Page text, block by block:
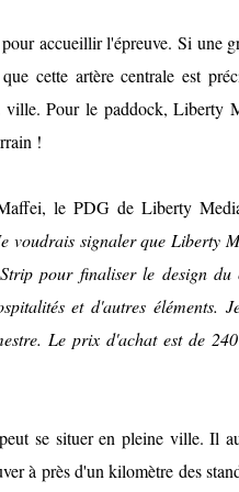
accueillir l'épreuve. Si une
cette artère centrale est
Pour le paddock, Liberty
!
le PDG de Liberty
voudrais signaler que Liberty
pour finaliser le design
et d'autres éléments.
Le prix d'achat est de
se situer en pleine ville. Il
à près d'un kilomètre des